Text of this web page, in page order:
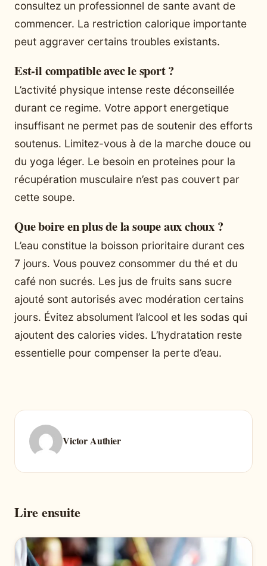
consultez un professionnel de sante avant de
commencer. La restriction calorique importante
peut aggraver certains troubles existants.
Est-il compatible avec le sport ?
L’activité physique intense reste déconseillée
durant ce regime. Votre apport energetique
insuffisant ne permet pas de soutenir des efforts
soutenus. Limitez-vous à de la marche douce ou
du yoga léger. Le besoin en proteines pour la
récupération musculaire n’est pas couvert par
cette soupe.
Que boire en plus de la soupe aux choux ?
L’eau constitue la boisson prioritaire durant ces
7 jours. Vous pouvez consommer du thé et du
café non sucrés. Les jus de fruits sans sucre
ajouté sont autorisés avec modération certains
jours. Évitez absolument l’alcool et les sodas qui
ajoutent des calories vides. L’hydratation reste
essentielle pour compenser la perte d’eau.
Victor Authier
Lire ensuite